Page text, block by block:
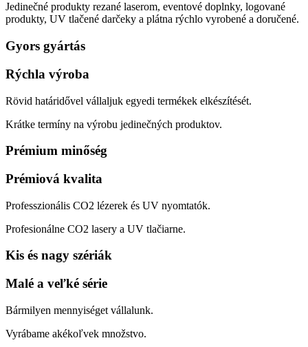
Jedinečné produkty rezané laserom, eventové doplnky, logované
produkty, UV tlačené darčeky a plátna rýchlo vyrobené a doručené.
Gyors gyártás
Rýchla výroba
Rövid határidővel vállaljuk egyedi termékek elkészítését.
Krátke termíny na výrobu jedinečných produktov.
Prémium minőség
Prémiová kvalita
Professzionális CO2 lézerek és UV nyomtatók.
Profesionálne CO2 lasery a UV tlačiarne.
Kis és nagy szériák
Malé a veľké série
Bármilyen mennyiséget vállalunk.
Vyrábame akékoľvek množstvo.